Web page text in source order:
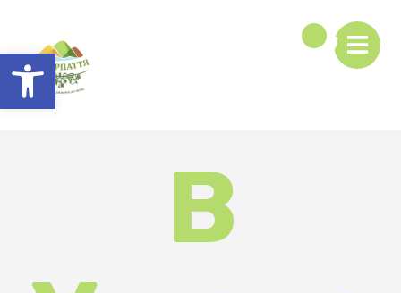
Відкрити Панель інструментів
В
Ужанс